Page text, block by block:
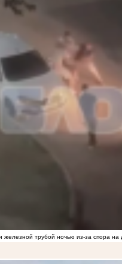
трубой ночью из-за спора на